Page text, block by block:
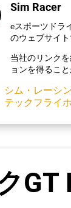
Sim Racer
eスポーツドラ
のウェブサイ
当社のリンク
ョンを得ること
シム・レーシ
テックフライ
GT